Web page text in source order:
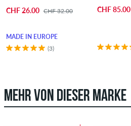
CHF 26.00 CHF 32.00
MADE IN EUROPE
(3)
CHF 85.00
MEHR VON DIESER MARKE